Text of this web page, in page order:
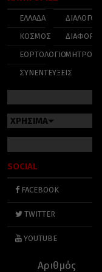
ΕΛΛΑΔΑ
ΚΟΣΜΟΣ
ΕΟΡΤΟΛΟΓΙΟ
ΣΥΝΕΝΤΕΥΞΕΙΣ
ΔΙΑΛΟΓΟΣ
ΔΙΑΦΟΡΑ
ΧΡΗΣΙΜΑ
SOCIAL
FACEBOOK
TWITTER
YOUTUBE
Αριθμός